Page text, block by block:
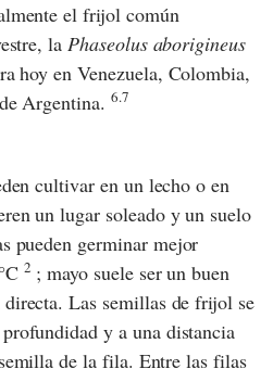
el frijol común
laPhaseolus aborigineus
hoy en Venezuela, Colombia,
Argentina. 6.7
cultivar en un lecho o en
un lugar soleado y un suelo
pueden germinar mejor
2 ; mayo suele ser un buen
Las semillas de frijol se
y a una distancia
de la fila. Entre las filas